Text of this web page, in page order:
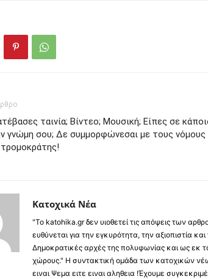
ταινία; Βίντεο; Μουσική; Είπες σε
γνώμη σου; Δε συμμορφώνεσαι με τους νόμους
τρομοκράτης!
Κατοχικά Νέα
"Το katohika.gr δεν υιοθετεί τις απόψεις των
ευθύνεται για την εγκυρότητα, την αξιοπιστία
Δημοκρατικές αρχές της πολυφωνίας και ως εκ
χώρους." Η συντακτική ομάδα των κατοχικών
ειναι Ψεμα ειτε ειναι αληθεια !Έχουμε